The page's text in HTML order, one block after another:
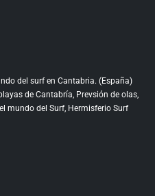
del surf en Cantabria. (España)
de Cantabría, Prevsión de olas,
mundo del Surf, Hermisferio Surf